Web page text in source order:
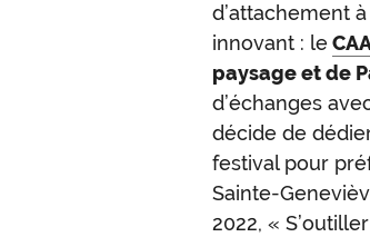
d’attachement
innovant : le
paysage et de
d’échanges
décide de
festival pour
Sainte-
2022, «